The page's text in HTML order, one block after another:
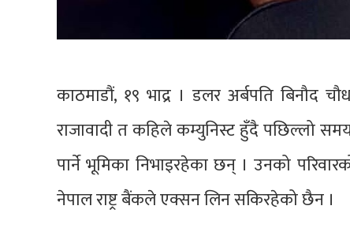
काठमाडौं, १९ भाद्र । डलर अर्बपति बिनौद
राजावादी त कहिले कम्युनिस्ट हुँदै पछिल्लो
पार्ने भूमिका निभाइरहेका छन् । उनको
नेपाल राष्ट्र बैंकले एक्सन लिन सकिरहेको छैन ।